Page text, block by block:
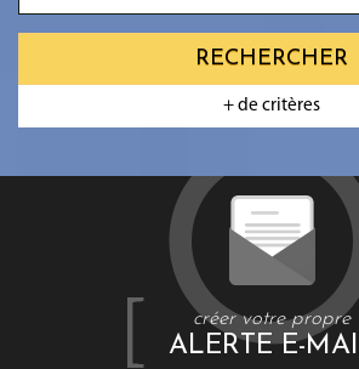
RECHERCHER
+ de critères
créer votre propre
ALERTE E-